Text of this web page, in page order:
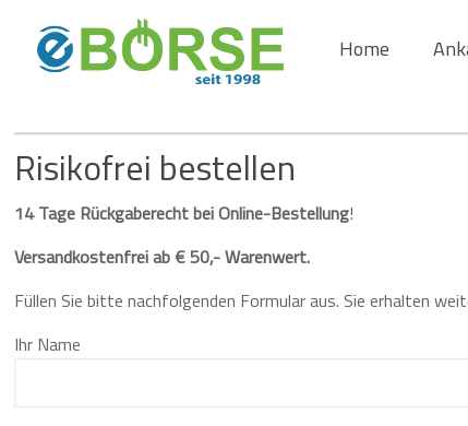
Home
Risikofrei bestellen
14 Tage Rückgaberecht bei Online-Bestellung!
Versandkostenfrei ab € 50,- Warenwert.
Füllen Sie bitte nachfolgenden Formular aus. Sie erhalten
Ihr Name